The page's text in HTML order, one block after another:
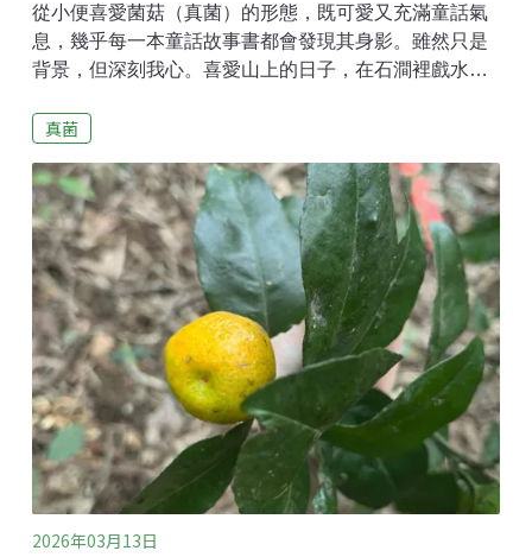
從小便喜愛菌菇（真菌）的形態，既可愛又充滿童話氣
息，幾乎每一本童話故事書都會發現其身影。雖然只是
背景，但深刻我心。喜愛山上的日子，在石澗裡戲水、
數數手指，原來已經行山11個年頭，而認真接觸和尋覓
菇和黏菌，然後我開始查找菇們的名字（學名）。台灣
的菌菇資料庫很充實，令我看得入迷，從中汲取了大量
知識，未見識過的品種，原來在下一站會遇上，這一切
令人充滿期盼與喜悅。因為菌菇，我喜歡上密不見天的
森林，抬頭滿是藤蔓與附生植物。不漏光、富濕度的森
林大大提升發現菌菇的機率；即使在日照下的郊遊徑，
在春夏間也可以有豐富的收穫，一切取決於濕度。菌菇
在大自然擔當重要角色，既能分解枯樹、枯枝枯葉，也
能降解屍體及糞便，將廢物加速分解成大地所需的養
份，循環地滋養整個樹林。菌菇的菌絲能與植物形成菌
根連結，幫助植物吸收土壤中養分，
真菌
2026年03月13日